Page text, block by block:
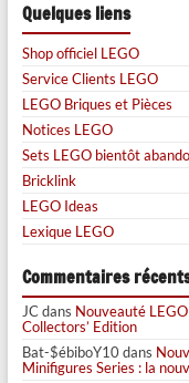
Quelques liens
Shop officiel LEGO
Service Clients LEGO
LEGO Briques et Pièces
Notices LEGO
Sets LEGO bientôt
Bricklink
LEGO Ideas
Lexique LEGO
Commentaires
JCdans Nouveauté
Collectors’ Edition
Bat-$ébiboY10dans
Minifigures Series : la